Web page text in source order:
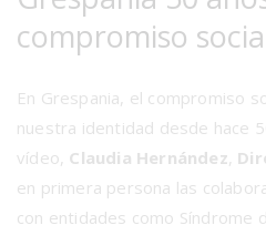
compromiso
En Grespania, el compromiso
nuestra identidad desde hace
vídeo, Claudia Hernández
en primera persona las
con entidades como Síndrome